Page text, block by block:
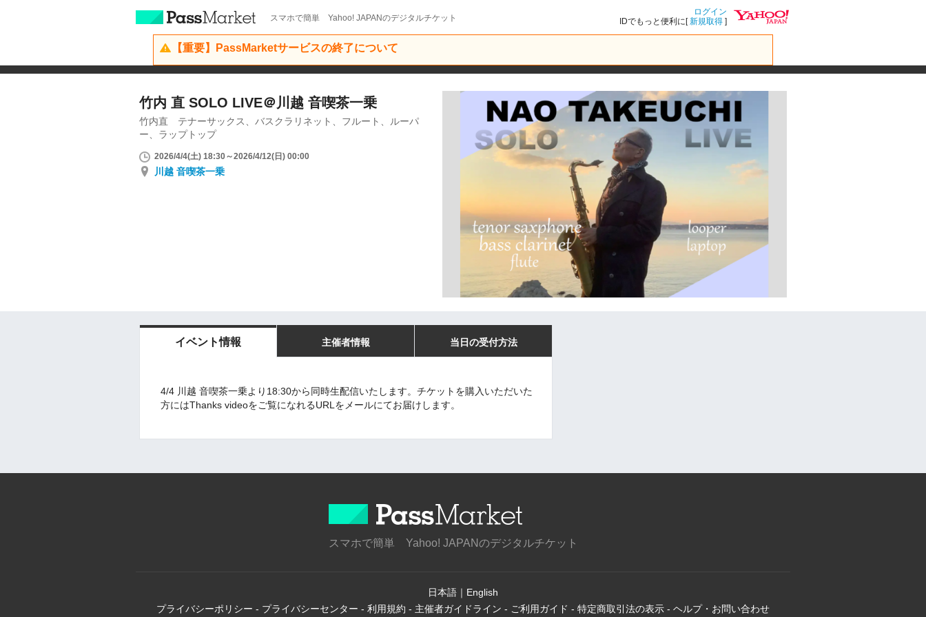
スマホで簡単 Yahoo! JAPANのデジタルチケット
ログイン
IDでもっと便利に[新規取得 ]
【重要】PassMarketサービスの終了について
竹内 直 SOLO LIVE＠川越 音喫茶一乗
竹内直 テナーサックス、バスクラリネット、フルート、ルーパ
ー、ラップトップ
2026/4/4(土) 18:30～2026/4/12(日) 00:00
川越 音喫茶一乗
イベント情報 主催者情報 当日の受付方法
4/4 川越 音喫茶一乗より18:30から同時生配信いたします。チケットを購入いただいた
方にはThanks videoをご覧になれるURLをメールにてお届けします。
スマホで簡単 Yahoo! JAPANのデジタルチケット
日本語 ｜ English
プライバシーポリシー - プライバシーセンター - 利用規約 - 主催者ガイドライン - ご利用ガイド - 特定商取引法の表示 - ヘルプ・お問い合わせ